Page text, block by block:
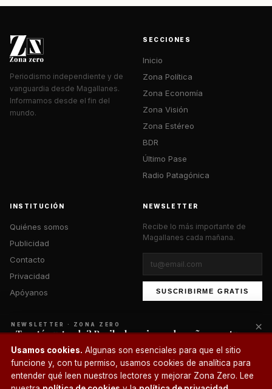
Periodismo independiente y de
vanguardia desde Magallanes.
Informamos desde el fin del
mundo.
SECCIONES
Inicio
Zona Política
Zona Economía
Zona Visión
Zona Estéreo
BDR
Último Pase
Radio Patagónica
INSTITUCIÓN
Quiénes somos
Publicidad
Contacto
Privacidad
Apóyanos
NEWSLETTER
Recibe lo más importante de
Magallanes cada mañana.
SUSCRIBIRME GRATIS
© 2026 Zona Zero Media. Todos los derechos reservados.
Usamos cookies. Algunas son esenciales para que el sitio
funcione y, con tu permiso, usamos cookies de analítica para
entender qué leen nuestros lectores y mejorar Zona Zero. Lee
¿Un café?
NEWSLETTER · ZONA ZERO
¿Te está gustando? Recibe lo mejor cada mañana en tu
correo.
SUSCRIBIRME
×